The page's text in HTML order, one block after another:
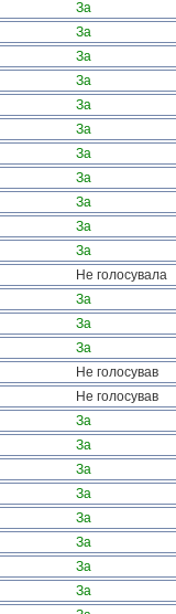
За
За
За
За
За
За
За
За
За
За
За
Не голосувала
За
За
За
Не голосував
Не голосував
За
За
За
За
За
За
За
За